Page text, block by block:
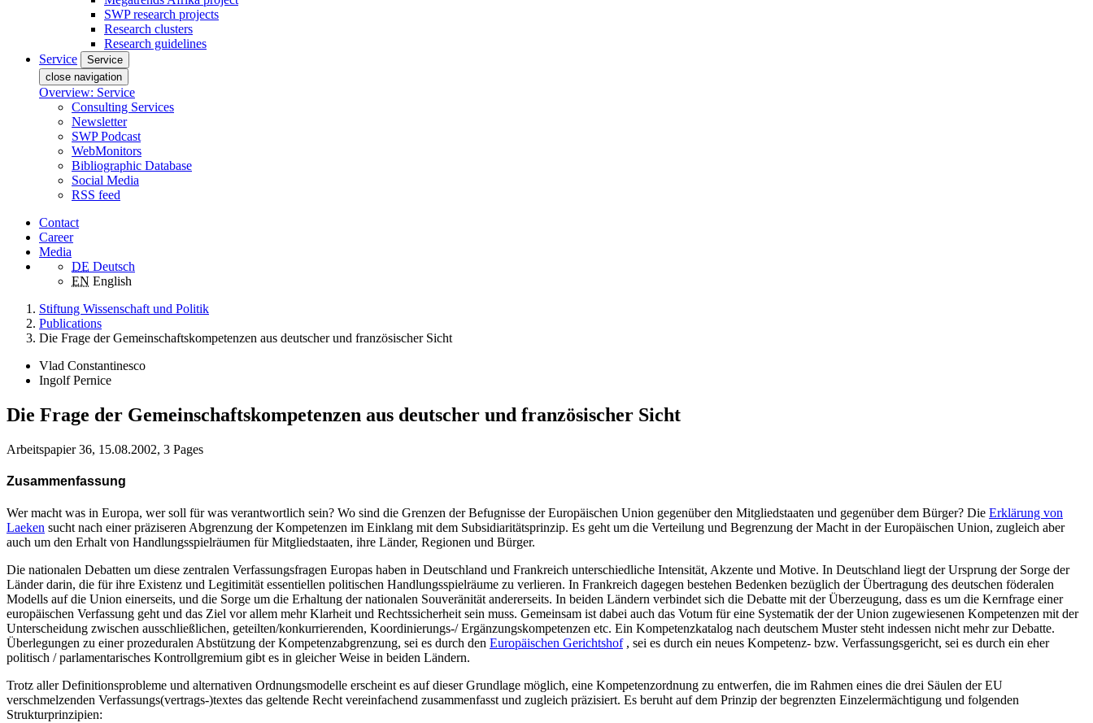
SWP research projects
Research clusters
Research guidelines
Service
Service
close navigation
Overview: Service
Consulting Services
Newsletter
SWP Podcast
WebMonitors
Bibliographic Database
Social Media
RSS feed
Contact
Career
Media
DE Deutsch
EN English
Stiftung Wissenschaft und Politik
Publications
Die Frage der Gemeinschaftskompetenzen aus deutscher und französischer Sicht
Vlad Constantinesco
Ingolf Pernice
Die Frage der Gemeinschaftskompetenzen aus deutscher und französischer Sicht
Arbeitspapier 36, 15.08.2002, 3 Pages
Zusammenfassung
Wer macht was in Europa, wer soll für was verantwortlich sein? Wo sind die Grenzen der Befugnisse der Europäischen Union gegenüber den Mitgliedstaaten und gegenüber dem Bürger? Die Erklärung von
Laeken sucht nach einer präziseren Abgrenzung der Kompetenzen im Einklang mit dem Subsidiaritätsprinzip. Es geht um die Verteilung und Begrenzung der Macht in der Europäischen Union, zugleich aber
auch um den Erhalt von Handlungsspielräumen für Mitgliedstaaten, ihre Länder, Regionen und Bürger.
Die nationalen Debatten um diese zentralen Verfassungsfragen Europas haben in Deutschland und Frankreich unterschiedliche Intensität, Akzente und Motive. In Deutschland liegt der Ursprung der Sorge der
Länder darin, die für ihre Existenz und Legitimität essentiellen politischen Handlungsspielräume zu verlieren. In Frankreich dagegen bestehen Bedenken bezüglich der Übertragung des deutschen föderalen
Modells auf die Union einerseits, und die Sorge um die Erhaltung der nationalen Souveränität andererseits. In beiden Ländern verbindet sich die Debatte mit der Überzeugung, dass es um die Kernfrage einer
europäischen Verfassung geht und das Ziel vor allem mehr Klarheit und Rechtssicherheit sein muss. Gemeinsam ist dabei auch das Votum für eine Systematik der der Union zugewiesenen Kompetenzen mit der
Unterscheidung zwischen ausschließlichen, geteilten/konkurrierenden, Koordinierungs-/ Ergänzungskompetenzen etc. Ein Kompetenzkatalog nach deutschem Muster steht indessen nicht mehr zur Debatte.
Überlegungen zu einer prozeduralen Abstützung der Kompetenzabgrenzung, sei es durch den Europäischen Gerichtshof, sei es durch ein neues Kompetenz- bzw. Verfassungsgericht, sei es durch ein eher
politisch / parlamentarisches Kontrollgremium gibt es in gleicher Weise in beiden Ländern.
Trotz aller Definitionsprobleme und alternativen Ordnungsmodelle erscheint es auf dieser Grundlage möglich, eine Kompetenzordnung zu entwerfen, die im Rahmen eines die drei Säulen der EU
verschmelzenden Verfassungs(vertrags-)textes das geltende Recht vereinfachend zusammenfasst und zugleich präzisiert. Es beruht auf dem Prinzip der begrenzten Einzelermächtigung und folgenden
Strukturprinzipien: